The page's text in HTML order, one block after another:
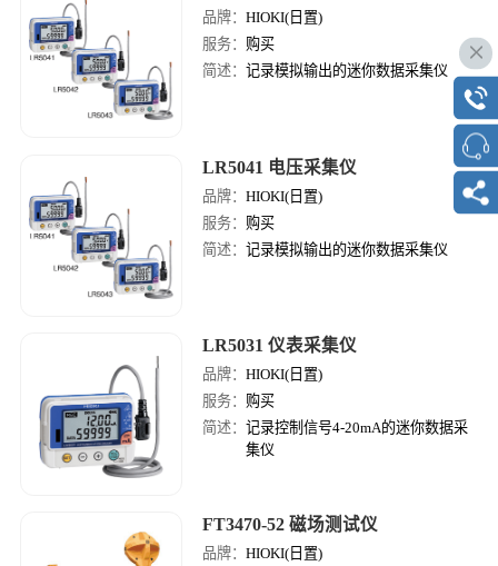
品牌：HIOKI(日置)
服务： 购买
简述：记录模拟输出的迷你数据采集仪
LR5041 电压采集仪
品牌：HIOKI(日置)
服务： 购买
简述：记录模拟输出的迷你数据采集仪
LR5031 仪表采集仪
品牌：HIOKI(日置)
服务： 购买
简述：记录控制信号4-20mA的迷你数据采
集仪
FT3470-52 磁场测试仪
品牌：HIOKI(日置)